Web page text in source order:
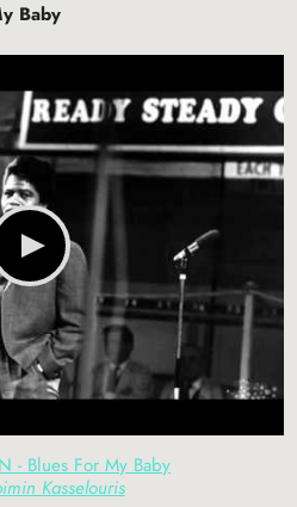
Baby
- Blues For My Baby
Kasselouris